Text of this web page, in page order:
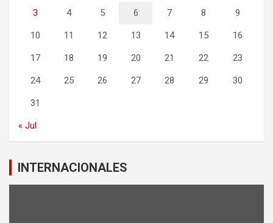
3 4 5 6 7 8 9
10 11 12 13 14 15 16
17 18 19 20 21 22 23
24 25 26 27 28 29 30
31
« Jul
INTERNACIONALES